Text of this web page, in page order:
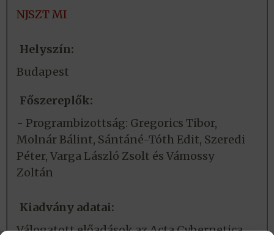
NJSZT MI
Helyszín:
Budapest
Főszereplők:
- Programbizottság: Gregorics Tibor,
Molnár Bálint, Sántáné-Tóth Edit, Szeredi
Péter, Varga László Zsolt és Vámossy
Zoltán
Kiadvány adatai:
Válogatott előadások az Acta Cybernetica